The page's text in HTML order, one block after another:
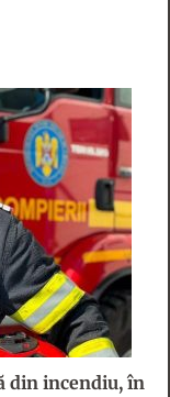
din incendiu, în